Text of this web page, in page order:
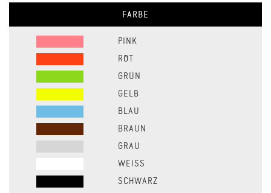
FARBE
PINK
ROT
GRÜN
GELB
BLAU
BRAUN
GRAU
WEISS
SCHWARZ